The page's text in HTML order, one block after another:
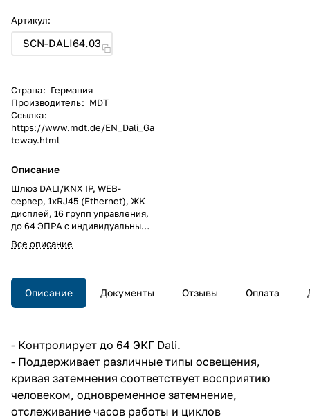
Артикул:
SCN-DALI64.03
Страна: Германия
Производитель: MDT
Ссылка:
https://www.mdt.de/EN_Dali_Ga
teway.html
Описание
Шлюз DALI/KNX IP, WEB-
сервер, 1хRJ45 (Ethernet), ЖК
дисплей, 16 групп управления,
до 64 ЭПРА с индивидуальным
управлением, контроль цвета
по стандарту DALI DT8, ручное
неисправностей, питание
230В~, IP20, на DIN рейку, 4TE.
Все описание
Описание Документы Отзывы Оплата
- Контролирует до 64 ЭКГ Dali.
- Поддерживает различные типы освещения,
кривая затемнения соответствует восприятию
человеком, одновременное затемнение,
отслеживание часов работы и циклов